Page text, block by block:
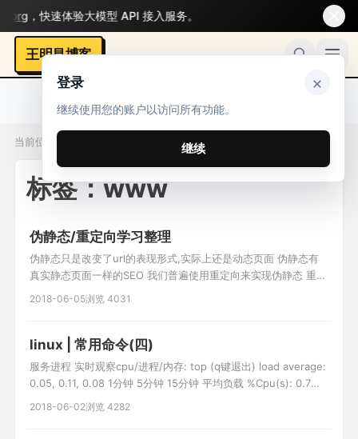
登录 ×
继续使用您的账户以访问所有功能。
继续
，快速体验大模型 API 接入服务。
王明昌博客
当前位置：标签 / www
标签：www
伪静态/重定向学习整理
伪静态只是改变了url的表现形式,实际上还是动态页面 伪静态有
真实静态页面一样的SEO 我们普遍使用重定向来实现伪静态 重定
向 http协议中的3XX(主要有302/303) 例: 1.修改apache配置文
2018-06-05浏览 4031
linux | 常用命令(四)
服务进程 实时观察cpu/进程/内存: top (q键退出) load average:
0.05, 0.11, 0.08 1分钟 5分钟 15分钟 平均负载 %Cpu(s): 0.7
us, 1.4 sy, 0.0 ni, 97.8 id, 0.0 wa, 0.0 hi, 0.0 si, 0.0 st 空闲率
2018-06-02浏览 4282